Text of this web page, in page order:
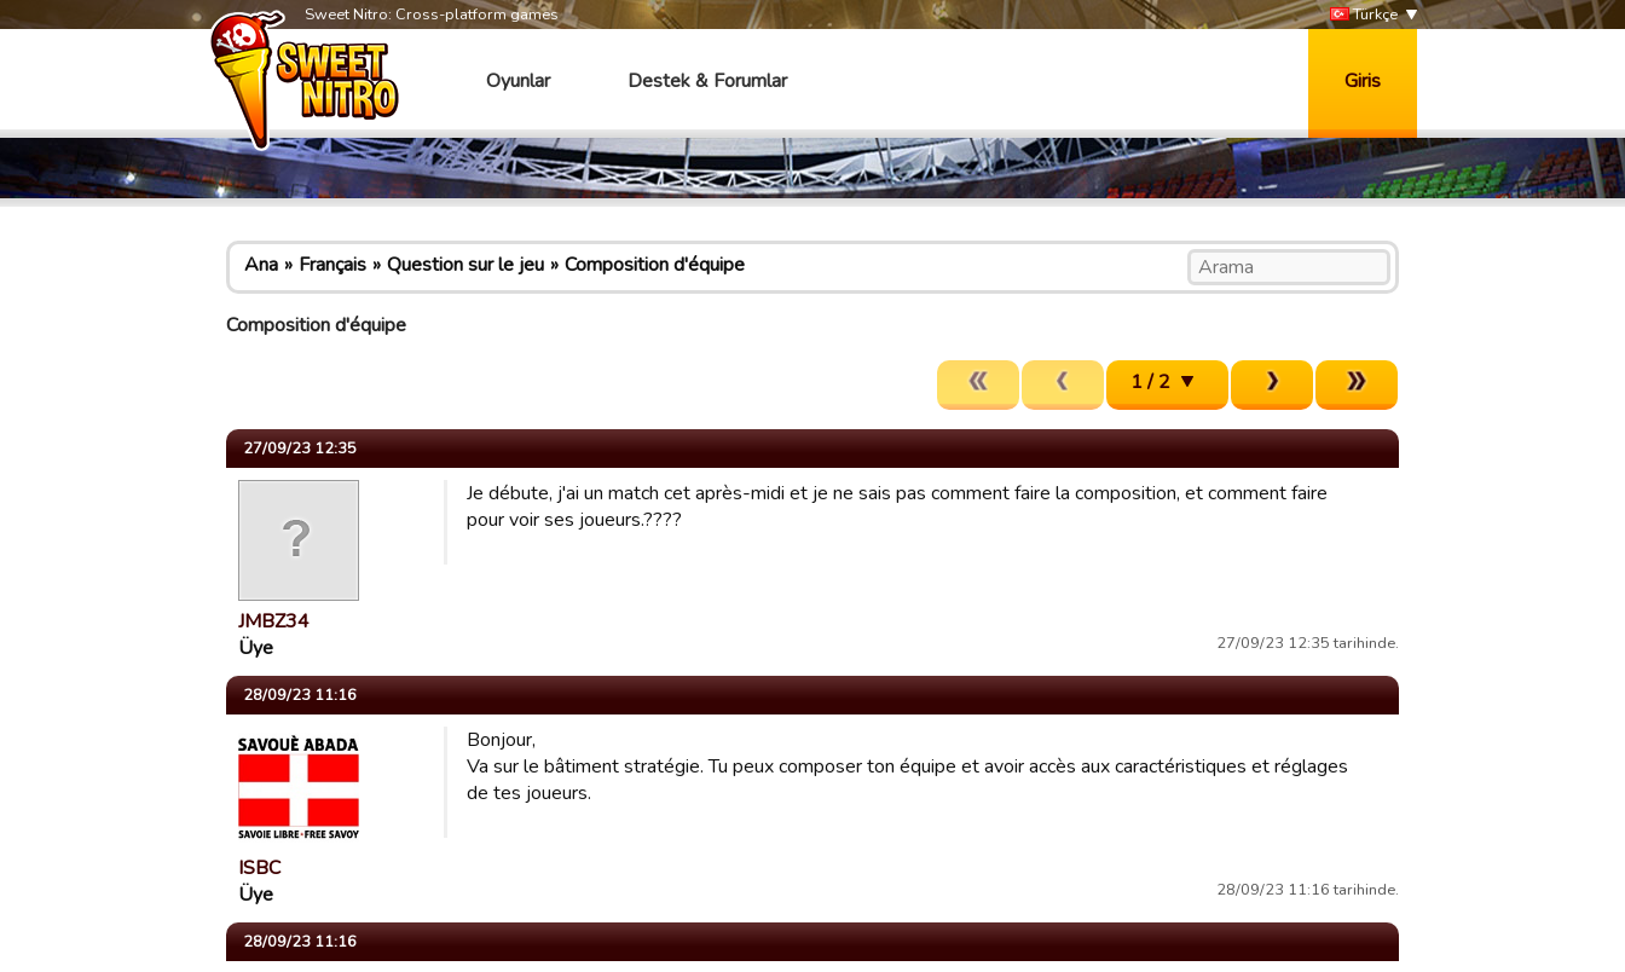
Sweet Nitro: Cross-platform games Türkçe
Oyunlar Destek & Forumlar Giris
Ana Français Question sur le jeu Composition d'équipe
Composition d'équipe
1 / 2
27/09/23 12:35
JMBZ34
Üye
Je débute, j'ai un match cet après-midi et je ne sais pas comment faire la composition, et comment faire
pour voir ses joueurs.????
27/09/23 12:35 tarihinde.
28/09/23 11:16
ISBC
Üye
Bonjour,
Va sur le bâtiment stratégie. Tu peux composer ton équipe et avoir accès aux caractéristiques et réglages
de tes joueurs.
28/09/23 11:16 tarihinde.
28/09/23 11:16